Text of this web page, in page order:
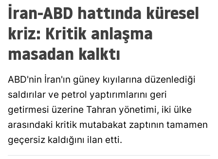
İran-ABD hattında küresel
kriz: Kritik anlaşma
masadan kalktı
ABD'nin İran'ın güney kıyılarına düzenlediği
saldırılar ve petrol yaptırımlarını geri
getirmesi üzerine Tahran yönetimi, iki ülke
arasındaki kritik mutabakat zaptının tamamen
geçersiz kaldığını ilan etti.